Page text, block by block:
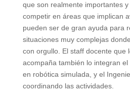
que son realmente importantes
competir en áreas que implican
pueden ser de gran ayuda para
situaciones muy complejas
con orgullo. El staff docente que
acompaña también lo integran
en robótica simulada, y el
coordinando las actividades.